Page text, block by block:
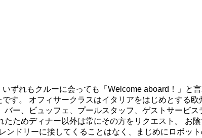
ずれもクルーに会っても「Welcome aboard！」と
す。 オフィサークラスはイタリアをはじめとする
ー、ビュッフェ、プールスタッフ、ゲストサービ
ためディナー以外は常にその方をリクエスト。 お
ドリーに接してくることはなく、まじめにロボッ